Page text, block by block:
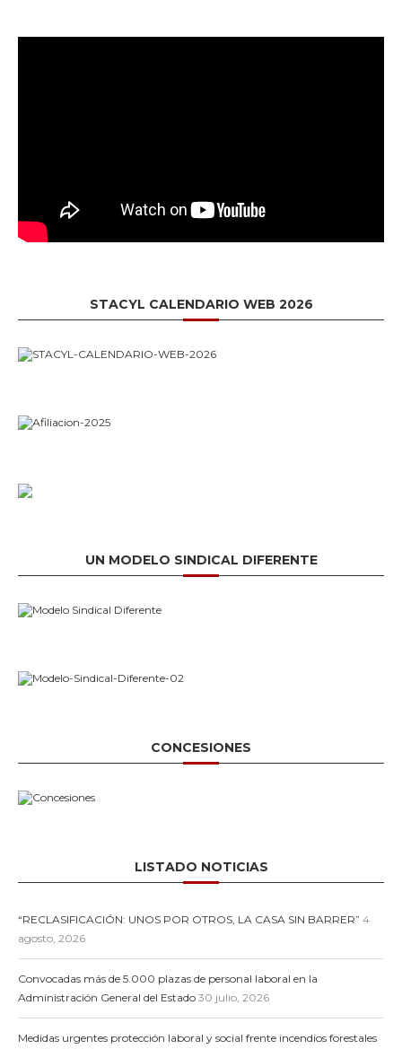
STACYL CALENDARIO WEB 2026
UN MODELO SINDICAL DIFERENTE
CONCESIONES
LISTADO NOTICIAS
“RECLASIFICACIÓN: UNOS POR OTROS, LA CASA SIN BARRER” 4
agosto, 2026
Convocadas más de 5.000 plazas de personal laboral en la
Administración General del Estado 30 julio, 2026
Medidas urgentes protección laboral y social frente incendios forestales